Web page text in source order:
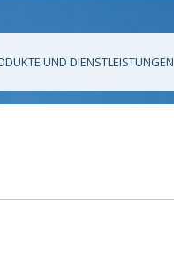
UND DIENSTLEISTUNGEN